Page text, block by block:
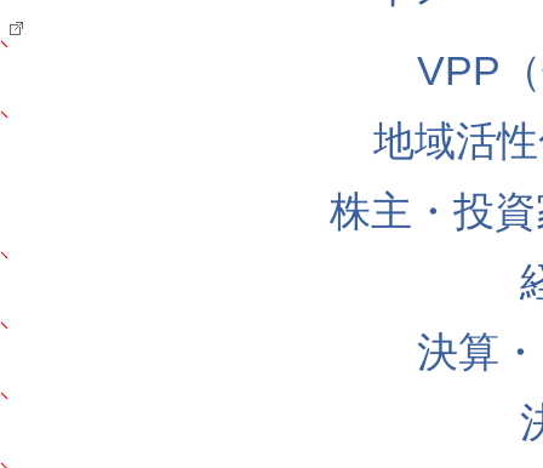
VPP
地域活
株主・投
決算